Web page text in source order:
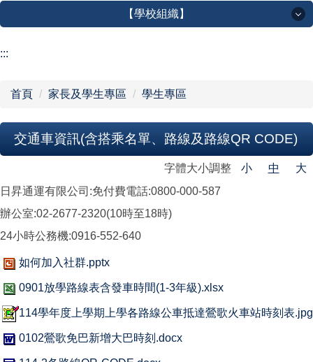
【學校組織】
【學校組織】
網站導覽
:::
首頁 家長及學生專區 學生專區
交通車資訊(含搭乘名單、路線及路線QR CODE)
字體大小調整 小 中
大
日昇通運有限公司:免付費電話:0800-000-587
辦公室:02-2677-2320(10時至18時)
24小時公務機:0916-552-640
如何加入社群.pptx
0901放學路線表含發車時間(1-3年級).xlsx
114學年度上學期上學各路線公車抵達鶯歌火車站時刻表.jpg
0102鶯歌免巴新增大巴時刻.docx